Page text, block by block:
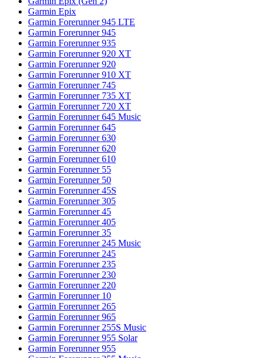
Garmin Epix
Garmin Forerunner 945 LTE
Garmin Forerunner 945
Garmin Forerunner 935
Garmin Forerunner 920 XT
Garmin Forerunner 920
Garmin Forerunner 910 XT
Garmin Forerunner 745
Garmin Forerunner 735 XT
Garmin Forerunner 720 XT
Garmin Forerunner 645 Music
Garmin Forerunner 645
Garmin Forerunner 630
Garmin Forerunner 620
Garmin Forerunner 610
Garmin Forerunner 55
Garmin Forerunner 50
Garmin Forerunner 45S
Garmin Forerunner 305
Garmin Forerunner 45
Garmin Forerunner 405
Garmin Forerunner 35
Garmin Forerunner 245 Music
Garmin Forerunner 245
Garmin Forerunner 235
Garmin Forerunner 230
Garmin Forerunner 220
Garmin Forerunner 10
Garmin Forerunner 265
Garmin Forerunner 965
Garmin Forerunner 255S Music
Garmin Forerunner 955 Solar
Garmin Forerunner 955